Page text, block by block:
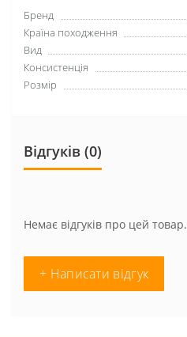
Бренд
Країна походження
Вид
Консистенція
Розмір
Відгуків (0)
Немає відгуків про цей товар.
+ Написати відгук